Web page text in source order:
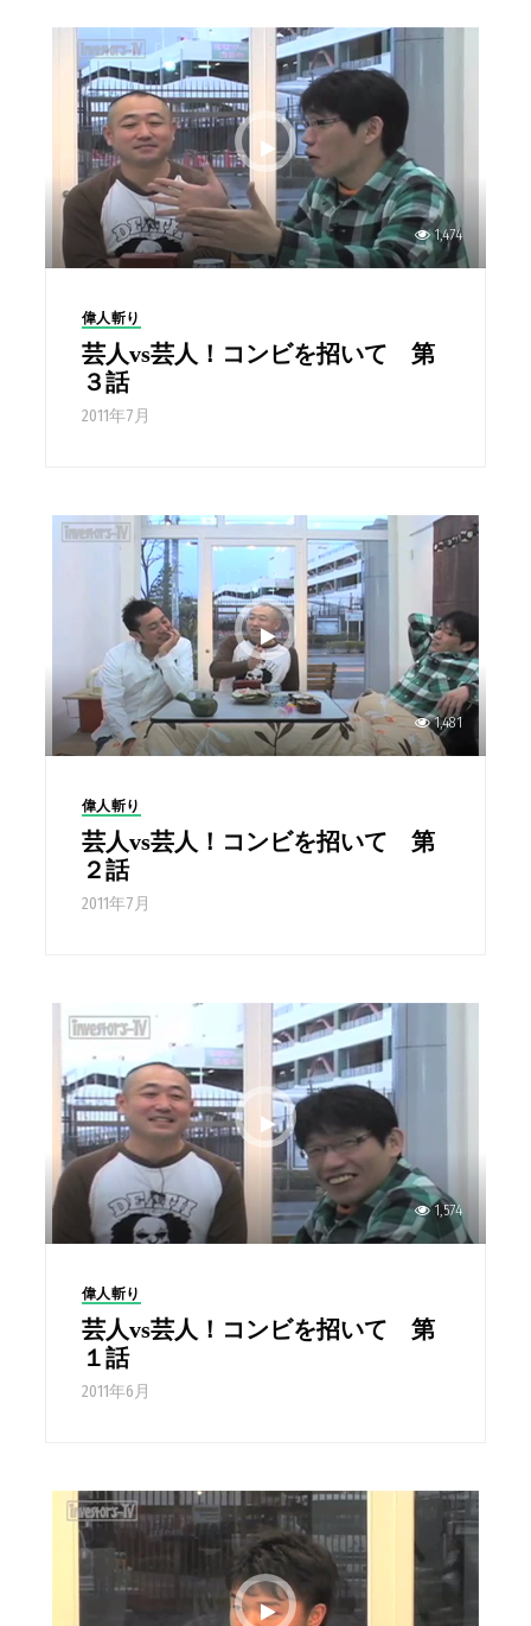
1,474
偉人斬り
芸人vs芸人！コンビを招いて 第
３話
2011年7月
1,481
偉人斬り
芸人vs芸人！コンビを招いて 第
２話
2011年7月
1,574
偉人斬り
芸人vs芸人！コンビを招いて 第
１話
2011年6月